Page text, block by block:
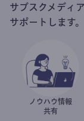
サブスクメディ
サポートします。
ノウハウ情報
共有